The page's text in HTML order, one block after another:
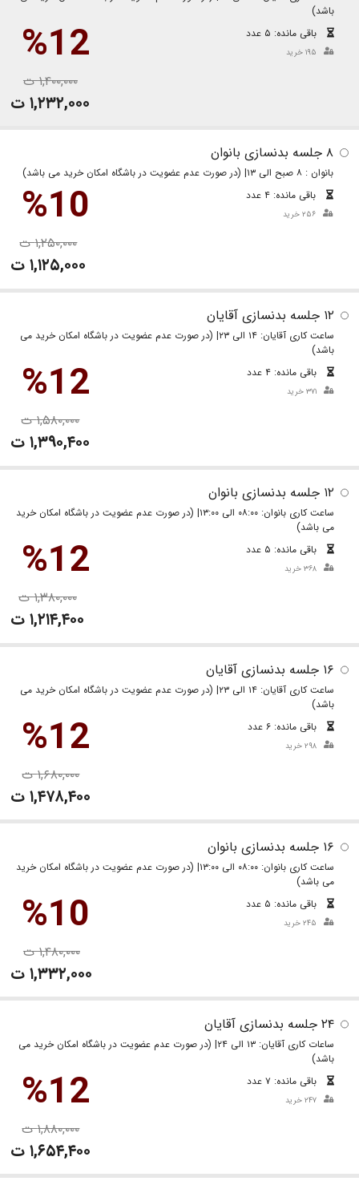
باشد)
باقی مانده: ۵ عدد
۱۹۵ خرید %12
۱,۴۰۰,۰۰۰ ت
۱,۲۳۲,۰۰۰ ت
۸ جلسه بدنسازی بانوان
بانوان : ۸ صبح الی ۱۳| (در صورت عدم عضویت در باشگاه امکان خرید می باشد)
باقی مانده: ۴ عدد
۲۵۶ خرید %10
۱,۲۵۰,۰۰۰ ت
۱,۱۲۵,۰۰۰ ت
۱۲ جلسه بدنسازی آقایان
ساعت کاری آقایان: ۱۴ الی ۲۳| (در صورت عدم عضویت در باشگاه امکان خرید می
باشد)
باقی مانده: ۴ عدد
۳۷۱ خرید %12
۱,۵۸۰,۰۰۰ ت
۱,۳۹۰,۴۰۰ ت
۱۲ جلسه بدنسازی بانوان
ساعت کاری بانوان: ۰۸:۰۰ الی ۱۳:۰۰| (در صورت عدم عضویت در باشگاه امکان خرید
می باشد)
باقی مانده: ۵ عدد
۳۶۸ خرید %12
۱,۳۸۰,۰۰۰ ت
۱,۲۱۴,۴۰۰ ت
۱۶ جلسه بدنسازی آقایان
ساعت کاری آقایان: ۱۴ الی ۲۳| (در صورت عدم عضویت در باشگاه امکان خرید می
باشد)
باقی مانده: ۶ عدد
۲۹۸ خرید %12
۱,۶۸۰,۰۰۰ ت
۱,۴۷۸,۴۰۰ ت
۱۶ جلسه بدنسازی بانوان
ساعت کاری بانوان: ۰۸:۰۰ الی ۱۳:۰۰| (در صورت عدم عضویت در باشگاه امکان خرید
می باشد)
باقی مانده: ۵ عدد
۲۴۵ خرید %10
۱,۴۸۰,۰۰۰ ت
۱,۳۳۲,۰۰۰ ت
۲۴ جلسه بدنسازی آقایان
ساعات کاری آقایان: ۱۳ الی ۲۴| (در صورت عدم عضویت در باشگاه امکان خرید می
باشد)
باقی مانده: ۷ عدد
۲۴۷ خرید %12
۱,۸۸۰,۰۰۰ ت
۱,۶۵۴,۴۰۰ ت